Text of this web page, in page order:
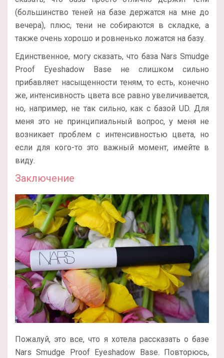
(большинство теней на базе держатся на мне до
вечера), плюс, тени не собираются в складке, а
также очень хорошо и ровненько ложатся на базу.
Единственное, могу сказать, что база Nars Smudge
Proof Eyeshadow Base не слишком сильно
прибавляет насыщенности теням, то есть, конечно
же, интенсивность цвета все равно увеличивается,
но, например, не так сильно, как с базой UD. Для
меня это не принципиальный вопрос, у меня не
возникает проблем с интенсивностью цвета, но
если для кого-то это важный момент, имейте в
виду.
Заключение
Пожалуй, это все, что я хотела рассказать о базе
Nars Smudge Proof Eyeshadow Base. Повторюсь,